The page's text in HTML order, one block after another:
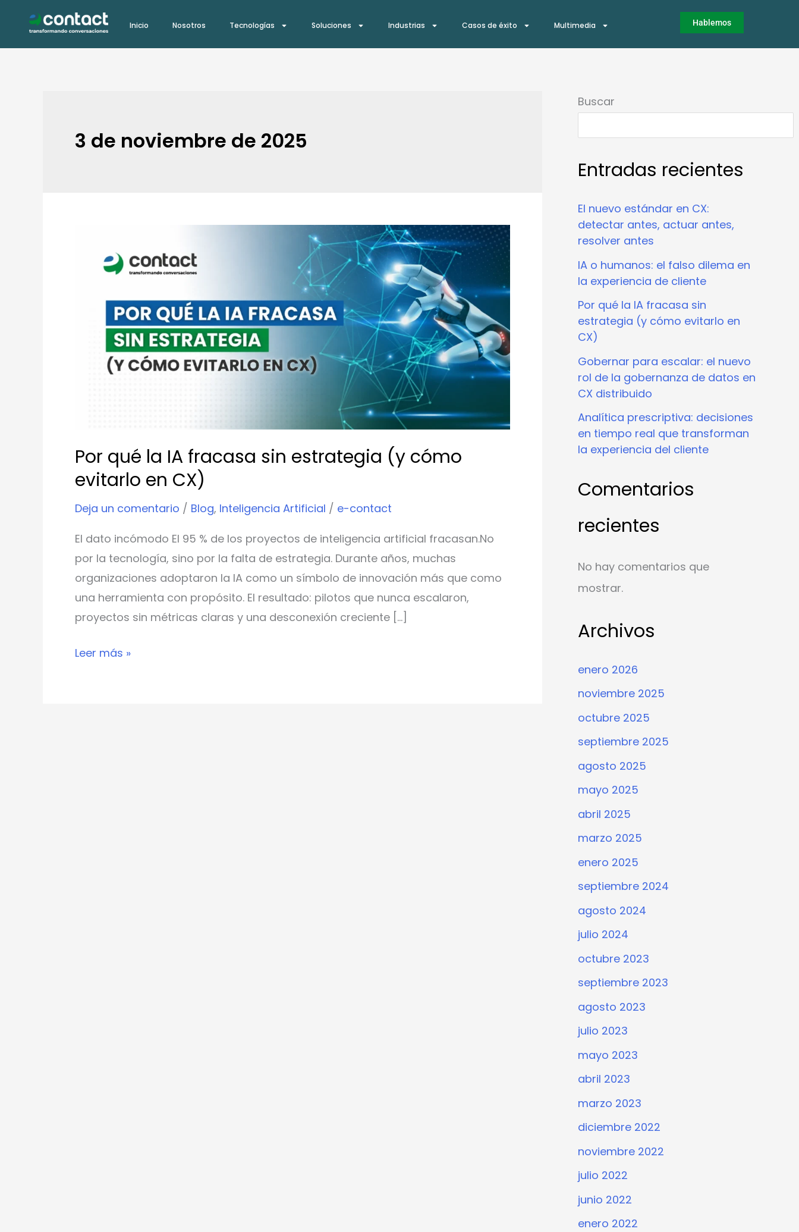
contenido
Inicio Nosotros Tecnologías Soluciones Industrias Casos de éxito Multimedia Hablemos
3 de noviembre de 2025
Por qué la IA fracasa sin estrategia (y cómo
evitarlo en CX)
Deja un comentario / Blog, Inteligencia Artificial / e-contact
El dato incómodo El 95 % de los proyectos de inteligencia artificial fracasan.No
por la tecnología, sino por la falta de estrategia. Durante años, muchas
organizaciones adoptaron la IA como un símbolo de innovación más que como
una herramienta con propósito. El resultado: pilotos que nunca escalaron,
proyectos sin métricas claras y una desconexión creciente […]
fracasa
estrategia
CX)
Leer más »
Buscar
Entradas recientes
El nuevo estándar en CX:
detectar antes, actuar antes,
resolver antes
IA o humanos: el falso dilema en
la experiencia de cliente
Por qué la IA fracasa sin
estrategia (y cómo evitarlo en
CX)
Gobernar para escalar: el nuevo
rol de la gobernanza de datos en
CX distribuido
Analítica prescriptiva: decisiones
en tiempo real que transforman
la experiencia del cliente
Comentarios
recientes
No hay comentarios que
mostrar.
Archivos
enero 2026
noviembre 2025
octubre 2025
septiembre 2025
agosto 2025
mayo 2025
abril 2025
marzo 2025
enero 2025
septiembre 2024
agosto 2024
julio 2024
octubre 2023
septiembre 2023
agosto 2023
julio 2023
mayo 2023
abril 2023
marzo 2023
diciembre 2022
noviembre 2022
julio 2022
junio 2022
enero 2022